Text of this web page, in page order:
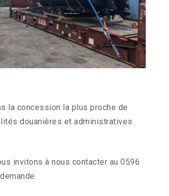
la concession la plus proche de
douanières et administratives
invitons à nous contacter au 0596